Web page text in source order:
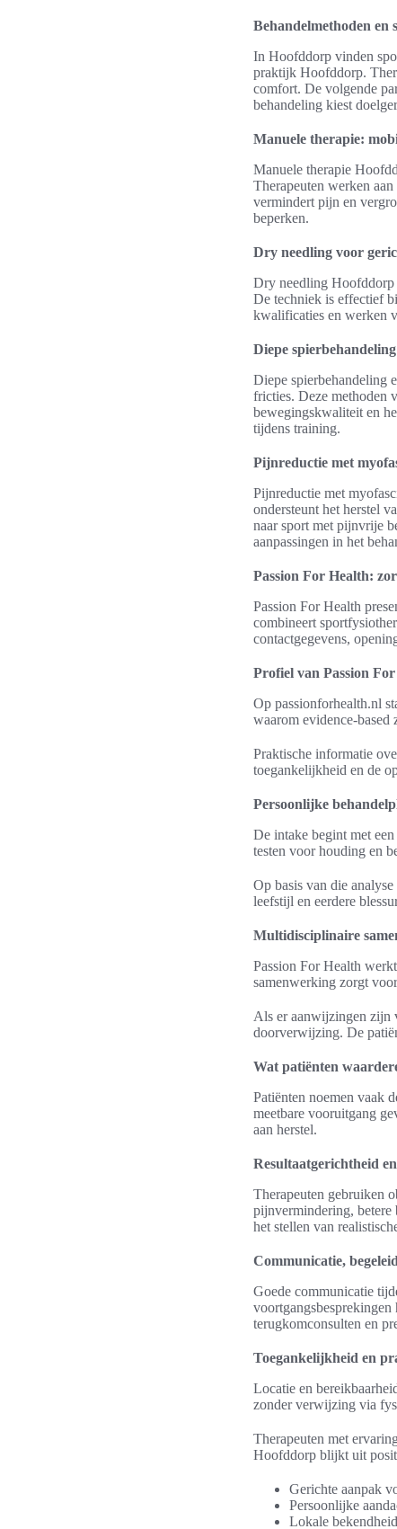
Behandelmethoden
In Hoofddorp vinden
praktijk Hoofddorp.
comfort. De volgende
behandeling kiest
Manuele therapie:
Manuele therapie
Therapeuten werken
vermindert pijn en
beperken.
Dry needling voor
Dry needling Hoofddorp
De techniek is effectief
kwalificaties en werken
Diepe
Diepe spierbehandeling
fricties. Deze methoden
bewegingskwaliteit en
tijdens training.
Pijnreductie met
Pijnreductie met
ondersteunt het herstel
naar sport met pijnvrije
aanpassingen in het
Passion For Health:
Passion For Health
combineert
contactgegevens,
Profiel van Passion
Op passionforhealth.nl
waarom evidence-based
Praktische informatie
toegankelijkheid en de
Persoonlijke
De intake begint met
testen voor houding en
Op basis van die
leefstijl en eerdere
Multidisciplinaire
Passion For Health
samenwerking zorgt
Als er aanwijzingen zijn
doorverwijzing. De
Wat patiënten
Patiënten noemen vaak
meetbare vooruitgang
aan herstel.
Resultaatgerichtheid
Therapeuten gebruiken
pijnvermindering, betere
het stellen van
Communicatie,
Goede communicatie
voortgangsbesprekingen
terugkomconsulten en
Toegankelijkheid en
Locatie en
zonder verwijzing via
Therapeuten met
Hoofddorp blijkt uit
Gerichte aanpak
Persoonlijke
Lokale